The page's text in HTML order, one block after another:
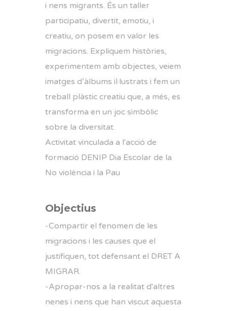
i nens migrants. És un taller
participatiu, divertit, emotiu, i
creatiu, on posem en valor les
migracions. Expliquem històries,
experimentem amb objectes, veiem
imatges d’àlbums il·lustrats i fem un
treball plàstic creatiu que, a més, es
transforma en un joc simbòlic
sobre la diversitat.
Activitat vinculada a l'acció de
formació DENIP Dia Escolar de la
No violència i la Pau
Objectius
-Compartir el fenomen de les
migracions i les causes que el
justifiquen, tot defensant el DRET A
MIGRAR.
-Apropar-nos a la realitat d'altres
nenes i nens que han viscut aquesta